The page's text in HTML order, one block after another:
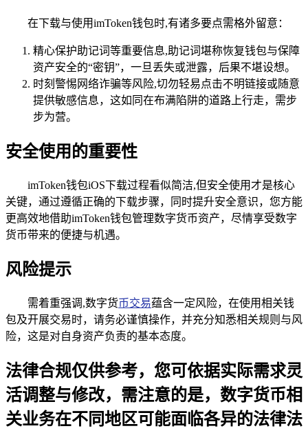
在下载与使用imToken钱包时,有诸多要点需格外留意：
精心保护助记词等重要信息,助记词堪称恢复钱包与保障
资产安全的“密钥”，一旦丢失或泄露，后果不堪设想。
时刻警惕网络诈骗等风险,切勿轻易点击不明链接或随意
提供敏感信息，这如同在布满陷阱的道路上行走，需步
步为营。
安全使用的重要性
imToken钱包iOS下载过程看似简洁,但安全使用才是核心
关键，通过遵循正确的下载步骤，同时提升安全意识，您方能
更高效地借助imToken钱包管理数字货币资产，尽情享受数字
货币带来的便捷与机遇。
风险提示
需着重强调,数字货币交易蕴含一定风险，在使用相关钱
包及开展交易时，请务必谨慎操作，并充分知悉相关规则与风
险，这是对自身资产负责的基本态度。
法律合规仅供参考，您可依据实际需求灵
活调整与修改，需注意的是，数字货币相
关业务在不同地区可能面临各异的法律法